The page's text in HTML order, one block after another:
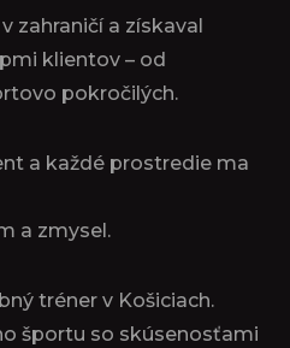
zahraničí a získaval
klientov – od
pokročilých.
a každé prostredie ma
a zmysel.
tréner v Košiciach.
športu so skúsenosťami